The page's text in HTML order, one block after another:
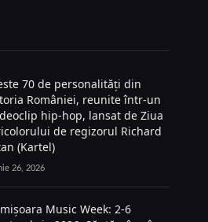
70 de personalități din
României, reunite într-un
hip-hop, lansat de Ziua
de regizorul Richard
(Kartel)
26, 2026
Music Week: 2-6